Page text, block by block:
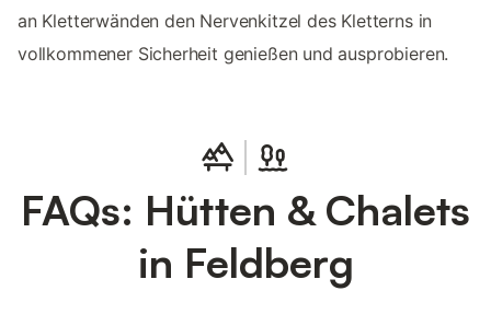
an Kletterwänden den Nervenkitzel des Kletterns in
vollkommener Sicherheit genießen und ausprobieren.
FAQs: Hütten & Chalets
in Feldberg